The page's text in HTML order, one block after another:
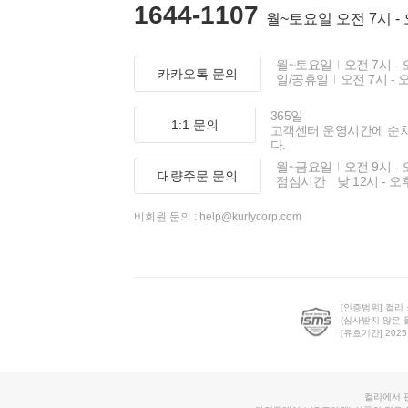
1644-1107 월~토요일 오전 7시 -
카카오톡 문의
월~토요일
오전 7시 -
일/공휴일
오전 7시 -
1:1 문의
365일
고객센터 운영시간에 순
다.
대량주문 문의
월~금요일
오전 9시 -
점심시간
낮 12시 - 오
비회원 문의 : help@kurlycorp.com
[인증범위] 컬리
(심사받지 않은
[유효기간]
컬리에서